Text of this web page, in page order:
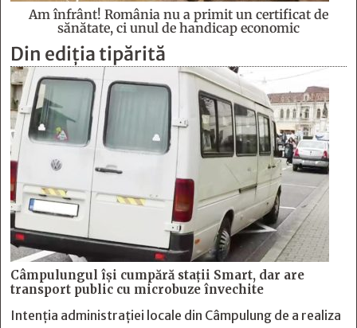
Am înfrânt! România nu a primit un certificat de
sănătate, ci unul de handicap economic
Din ediția tipărită
Câmpulungul îşi cumpără staţii Smart, dar are
transport public cu microbuze învechite
Intenția administrației locale din Câmpulung de a realiza